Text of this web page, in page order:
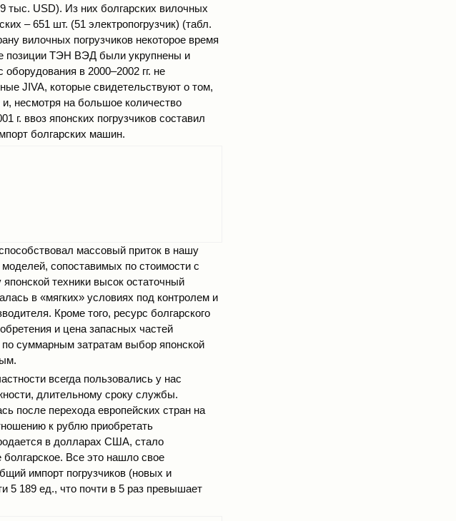
тыс. USD). Из них болгарских вилочных
– 651 шт. (51 электропогрузчик) (табл.
вилочных погрузчиков некоторое время
позиции ТЭН ВЭД были укрупнены и
в 2000–2002 гг. не
JIVA, которые свидетельствуют о том,
несмотря на большое количество
г. ввоз японских погрузчиков составил
болгарских машин.
массовый приток в нашу
сопоставимых по стоимости с
техники высок остаточный
в «мягких» условиях под контролем и
Кроме того, ресурс болгарского
и цена запасных частей
суммарным затратам выбор японской
всегда пользовались у нас
длительному сроку службы.
после перехода европейских стран на
к рублю приобретать
в долларах США, стало
Все это нашло свое
импорт погрузчиков (новых и
5 189 ед., что почти в 5 раз превышает